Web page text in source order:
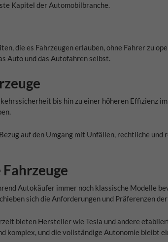
Kapitel der Automobilbranche.
die es Fahrzeugen erlauben, ohne Fahrer zu
Auto und das Autofahren selbst.
bis hin zu einer höheren Effizienz
auf den Umgang mit Unfällen, rechtliche und
Autokäufer immer noch klassische Modelle
sich die Anforderungen und Präferenzen
bieten Hersteller wie Tesla und andere
komplex, und die vollständige Autonomie bleibt